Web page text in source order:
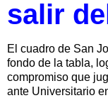
salir
El cuadro de San
fondo de la tabla,
compromiso que
ante Universitario